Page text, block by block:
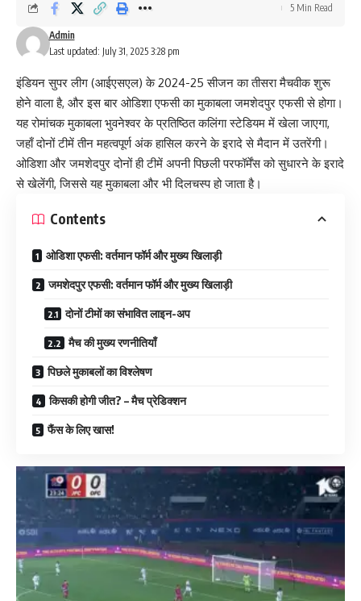
Last updated: July 31, 2025 3:28 pm
Admin
5 Min Read
इंडियन सुपर लीग (आईएसएल) के 2024-25 सीजन का तीसरा मैचवीक शुरू
होने वाला है, और इस बार ओडिशा एफसी का मुकाबला जमशेदपुर एफसी से होगा।
यह रोमांचक मुकाबला भुवनेश्वर के प्रतिष्ठित कलिंगा स्टेडियम में खेला जाएगा,
जहाँ दोनों टीमें तीन महत्वपूर्ण अंक हासिल करने के इरादे से मैदान में उतरेंगी।
ओडिशा और जमशेदपुर दोनों ही टीमें अपनी पिछली परफॉर्मेंस को सुधारने के इरादे
से खेलेंगी, जिससे यह मुकाबला और भी दिलचस्प हो जाता है।
Contents
ओडिशा एफसी: वर्तमान फॉर्म और मुख्य खिलाड़ी
जमशेदपुर एफसी: वर्तमान फॉर्म और मुख्य खिलाड़ी
दोनों टीमों का संभावित लाइन-अप
मैच की मुख्य रणनीतियाँ
पिछले मुकाबलों का विश्लेषण
किसकी होगी जीत? – मैच प्रेडिक्शन
फैंस के लिए खास!